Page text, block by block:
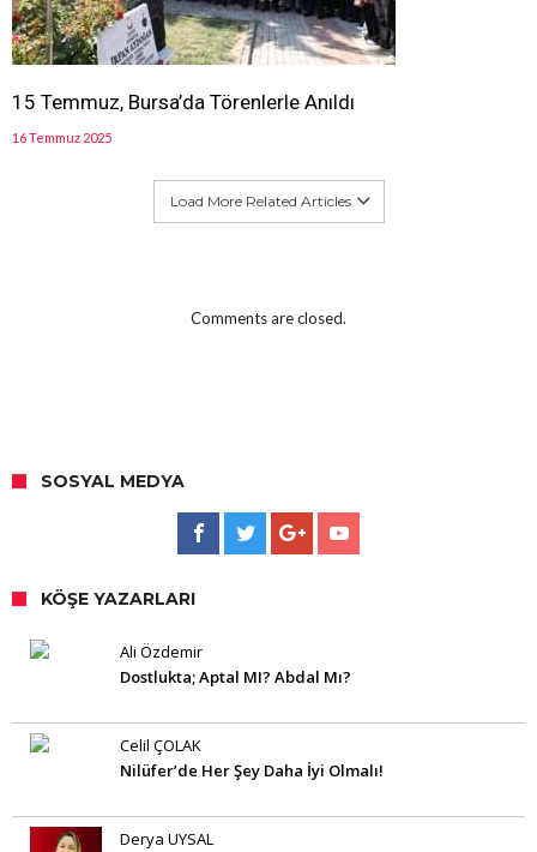
15 Temmuz, Bursa’da Törenlerle Anıldı
16 Temmuz 2025
Load More Related Articles
Comments are closed.
SOSYAL MEDYA
KÖŞE YAZARLARI
Ali Özdemir
Dostlukta; Aptal MI? Abdal Mı?
Celil ÇOLAK
Nilüfer’de Her Şey Daha İyi Olmalı!
Derya UYSAL